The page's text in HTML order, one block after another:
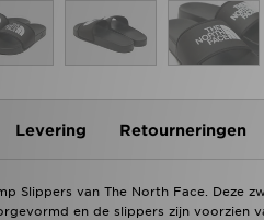
Levering Retourneringen
Slippers van The North Face. Deze
en de slippers zijn voorzien